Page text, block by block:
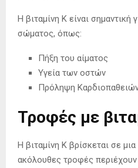
Η βιταμίνη Κ είναι
σώματος, όπως:
Πήξη του αίματος
Υγεία των οστών
Πρόληψη
Τροφές με
Η βιταμίνη Κ βρίσκεται σε
ακόλουθες τροφές